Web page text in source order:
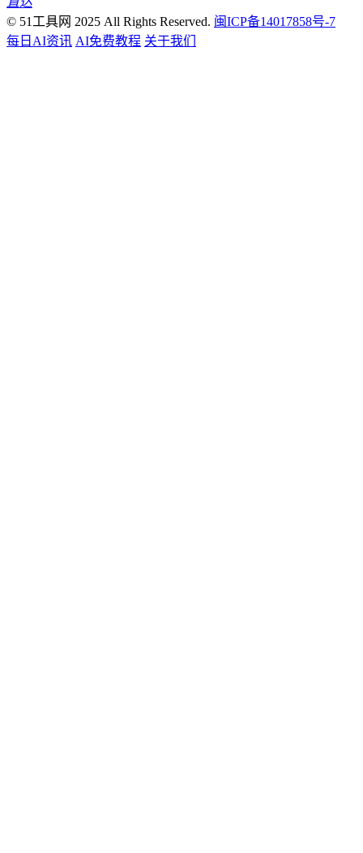
© 51工具网 2025 All Rights Reserved. 闽ICP备14017858号-7
每日AI资讯 AI免费教程 关于我们